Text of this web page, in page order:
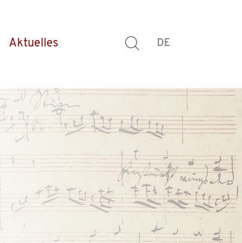
Aktuelles DE